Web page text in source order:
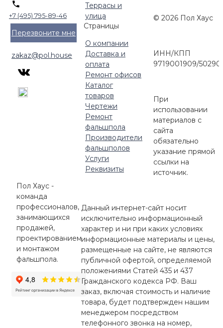
+7 (495) 795-89-46
Перезвоните мне
zakaz@pol.house
Террасы и
улица
Страницы
О компании
Доставка и
оплата
Ремонт офисов
Каталог
товаров
Чертежи
Ремонт
фальшпола
Производители
фальшполов
Услуги
Реквизиты
Пол Хаус -
команда
профессионалов,
занимающихся
продажей,
проектированием
и монтажом
фальшпола.
© 2026 Пол Хаус
ИНН/КПП
9719001909/
При
использовании
материалов с
сайта
обязательно
указание прямой
ссылки на
источник.
Данный интернет-сайт носит
исключительно информационный
характер и ни при каких условиях
информационные материалы и цены,
размещенные на сайте, не являются
публичной офертой, определяемой
положениями Статей 435 и 437
Гражданского кодекса РФ. Ваш
заказ, включая стоимость и наличие
товара, будет подтвержден нашим
менеджером посредством
телефонного звонка на номер,